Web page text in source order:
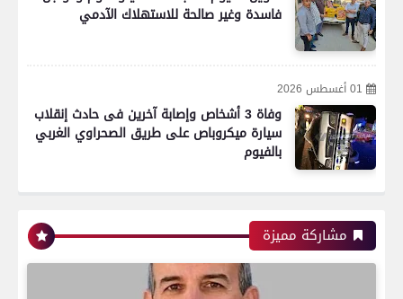
فاسدة وغير صالحة للاستهلاك الآدمي
01 أغسطس 2026
وفاة 3 أشخاص وإصابة آخرين فى حادث إنقلاب
سيارة ميكروباص على طريق الصحراوي الغربي
بالفيوم
مشاركة مميزة